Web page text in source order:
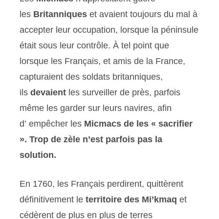
les Britanniques et avaient toujours du mal à
accepter leur occupation, lorsque la péninsule
était sous leur contrôle. À tel point que
lorsque les Français, et amis de la France,
capturaient des soldats britanniques,
ils devaient les surveiller de près, parfois
même les garder sur leurs navires, afin
d’ empêcher les Micmacs de les « sacrifier
». Trop de zèle n’est parfois pas la
solution.
En 1760, les Français perdirent, quittèrent
définitivement le territoire des Mi’kmaq et
cédèrent de plus en plus de terres